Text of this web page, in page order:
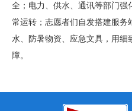
全；电力、供水、通讯等部门强
常运转；志愿者们自发搭建服务
水、防暑物资、应急文具，用
障。